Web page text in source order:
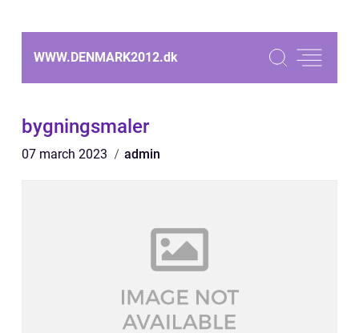
WWW.DENMARK2012.dk
bygningsmaler
07 march 2023 admin